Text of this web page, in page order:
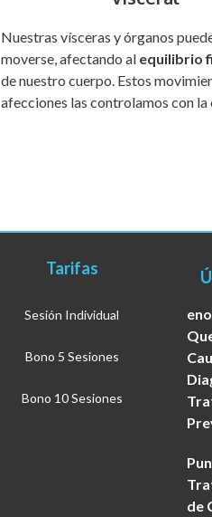
Nuestras vísceras y órganos
moverse, afectando al equilibrio
de nuestro cuerpo. Estos
afecciones las controlamos con
Tarifas
Sesión Individual
Bono 5 Sesiones
Bono 10 Sesiones
de